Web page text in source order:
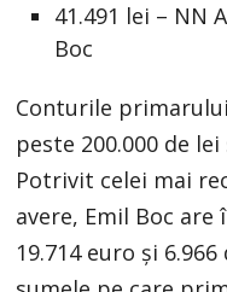
41.491 lei – NN
Boc
Conturile
peste 200.000 de
Potrivit celei mai
avere, Emil Boc are
19.714 euro și